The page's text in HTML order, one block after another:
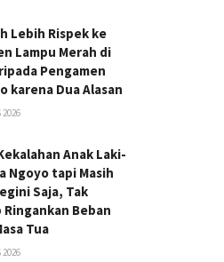
Lebih Rispek ke
Lampu Merah di
Pengamen
karena Dua Alasan
2026
Anak Laki-
Ngoyo tapi Masih
Saja, Tak
Beban
Tua
2026